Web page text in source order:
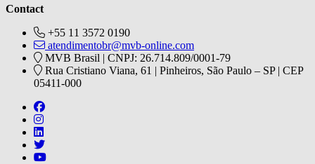
Contact
+55 11 3572 0190
atendimentobr@mvb-online.com
MVB Brasil | CNPJ: 26.714.809/0001-79
Rua Cristiano Viana, 61 | Pinheiros, São Paulo – SP | CEP
05411-000
Follow us on https://www.facebook.com/mvbbooksbr
Follow us on https://www.instagram.com/mvbbooksbr
Follow us on https://www.linkedin.com/company/
Follow us on https://twitter.com/mvbbooksbr
Follow us on https://www.youtube.com/channel/UCq8-